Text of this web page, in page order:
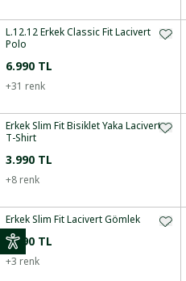
L.12.12 Erkek Classic Fit Lacivert
Polo
6.990 TL
+31 renk
Erkek Slim Fit Bisiklet Yaka Lacivert
T-Shirt
3.990 TL
+8 renk
Erkek Slim Fit Lacivert Gömlek
7.990 TL
+3 renk